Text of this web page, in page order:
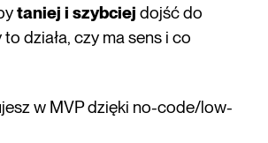
taniej i szybciej dojść do
działa, czy ma sens i co
w MVP dzięki no-code/low-